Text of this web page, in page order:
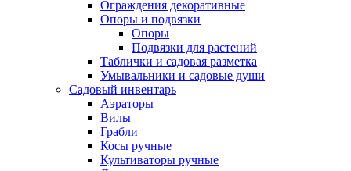
Ограждения декоративные
Опоры и подвязки
Опоры
Подвязки для растений
Таблички и садовая разметка
Умывальники и садовые души
Садовый инвентарь
Аэраторы
Вилы
Грабли
Косы ручные
Культиваторы ручные